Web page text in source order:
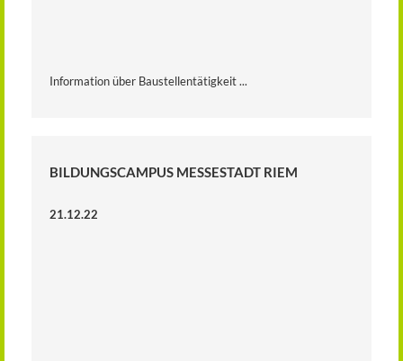
Information über Baustellentätigkeit ...
BILDUNGSCAMPUS MESSESTADT RIEM
21.12.22